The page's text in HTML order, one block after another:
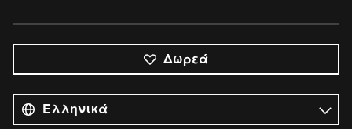
Δωρεά
οι
γλώσσες
Γλώσσα